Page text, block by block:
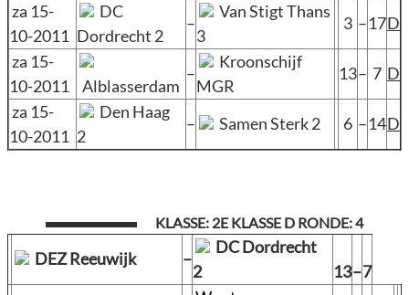
za 15-
10-2011
DC
Dordrecht 2
–
Van Stigt Thans
3
3 –17D
za 15-
10-2011
Alblasserdam
–
Kroonschijf
MGR
13– 7 D
za 15-
10-2011
Den Haag
2
– Samen Sterk 2 6 –14D
KLASSE: 2E KLASSE D RONDE: 4
DEZ Reeuwijk –
DC Dordrecht
2
13–7